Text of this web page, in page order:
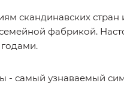
скандинавских
фабрикой.
годами.
- самый узнаваемый